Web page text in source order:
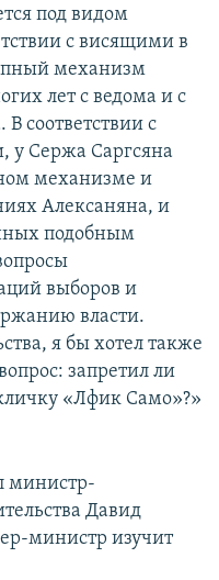
под видом
с висящими в
механизм
лет с ведома и с
соответствии с
у Сержа Саргсяна
механизме и
Алексаняна, и
подобным
выборов и
власти.
я бы хотел также
запретил ли
«Лфик Само»?»
министр-
Давид
министр изучит